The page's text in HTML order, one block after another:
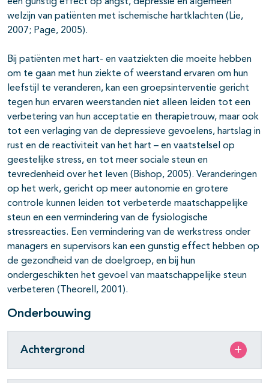
welzijn van patiënten met ischemische hartklachten (Lie,
2007; Page, 2005).
Bij patiënten met hart- en vaatziekten die moeite hebben
om te gaan met hun ziekte of weerstand ervaren om hun
leefstijl te veranderen, kan een groepsinterventie gericht
tegen hun ervaren weerstanden niet alleen leiden tot een
verbetering van hun acceptatie en therapietrouw, maar ook
tot een verlaging van de depressieve gevoelens, hartslag in
rust en de reactiviteit van het hart – en vaatstelsel op
geestelijke stress, en tot meer sociale steun en
tevredenheid over het leven (Bishop, 2005). Veranderingen
op het werk, gericht op meer autonomie en grotere
controle kunnen leiden tot verbeterde maatschappelijke
steun en een vermindering van de fysiologische
stressreacties. Een vermindering van de werkstress onder
managers en supervisors kan een gunstig effect hebben op
de gezondheid van de doelgroep, en bij hun
ondergeschikten het gevoel van maatschappelijke steun
verbeteren (Theorell, 2001).
Onderbouwing
Achtergrond